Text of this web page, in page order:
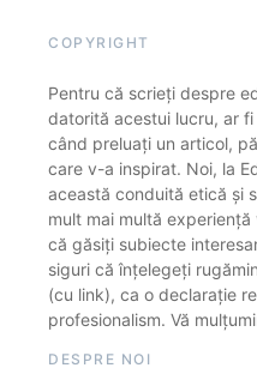
COPYRIGHT
Pentru că scrieți despre
datorită acestui lucru, ar
când preluați un articol,
care v-a inspirat. Noi, la
această conduită etică și
mult mai multă
că găsiți subiecte
siguri că înțelegeți
(cu link), ca o declarație
profesionalism. Vă
DESPRE NOI